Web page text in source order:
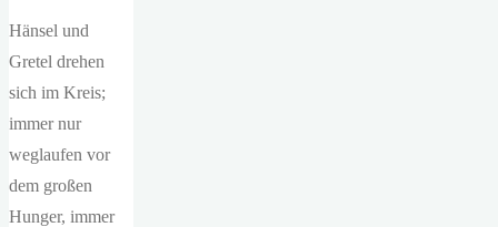
Hänsel und
Gretel drehen
sich im Kreis;
immer nur
weglaufen vor
dem großen
Hunger, immer